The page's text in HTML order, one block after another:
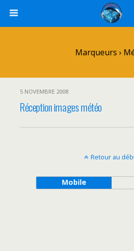
Marqueurs ›
5 NOVEMBRE 2008
Réception images météo
Retour au
Mobile